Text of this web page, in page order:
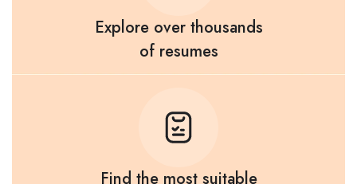
Explore over thousands
of resumes
Find the most suitable